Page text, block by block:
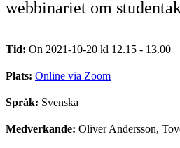
webbinariet om
Tid: On 2021-10-20 kl 12.15 - 13.00
Plats: Online via Zoom
Språk: Svenska
Medverkande: Oliver Andersson,